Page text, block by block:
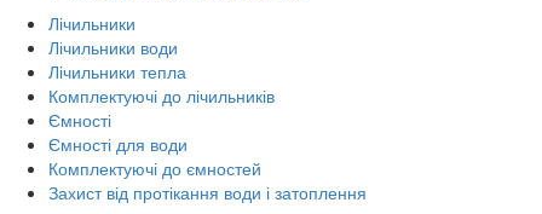
Лічильники
Лічильники води
Лічильники тепла
Комплектуючі до лічильників
Ємності
Ємності для води
Комплектуючі до ємностей
Захист від протікання води і затоплення